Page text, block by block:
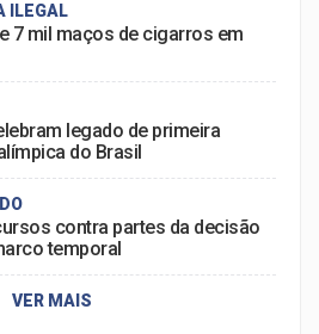
ILEGAL
7 mil maços de cigarros em
legado de primeira
do Brasil
contra partes da decisão
temporal
VER MAIS